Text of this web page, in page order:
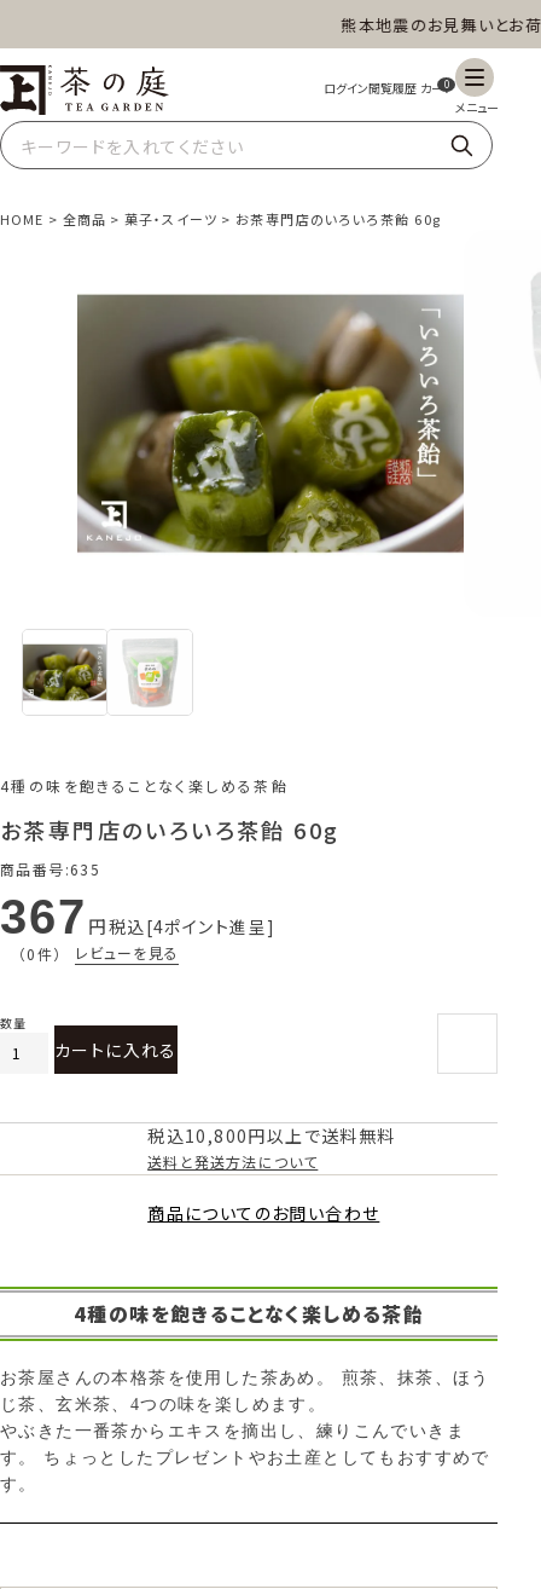
熊本地震のお見舞いとお荷物
茶の庭オンラインショップ 0
HOME 全商品 菓子・スイーツ お茶専門店のいろいろ茶飴 60g
4種の味を飽きることなく楽しめる茶飴
お茶専門店のいろいろ茶飴 60g
商品番号 635
367 税込 4ポイント進呈
（0件） レビューを見る
カートに入れる
税込10,800円以上で送料無料
送料と発送方法について
商品についてのお問い合わせ
4種の味を飽きることなく楽しめる茶飴
お茶屋さんの本格茶を使用した茶あめ。 煎茶、抹茶、ほう
じ茶、玄米茶、4つの味を楽しめます。
やぶきた一番茶からエキスを摘出し、練りこんでいきま
す。 ちょっとしたプレゼントやお土産としてもおすすめで
す。